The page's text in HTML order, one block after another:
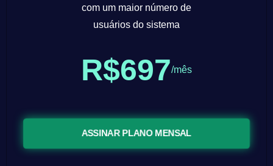
com um maior número de
usuários do sistema
R$697/mês
ASSINAR PLANO MENSAL